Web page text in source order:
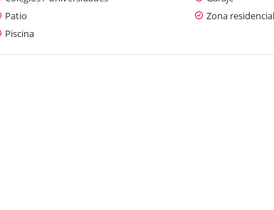
Patio
Zona residencial
Piscina